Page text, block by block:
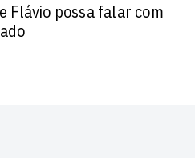
Flávio possa falar com